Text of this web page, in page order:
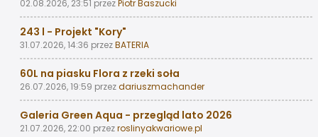
02.08.2026, 23:51 przezPiotr Baszucki
243 l - Projekt "Kory"
31.07.2026, 14:36 przezBATERIA
60L na piasku Flora z rzeki soła
26.07.2026, 19:59 przezdariuszmachander
Galeria Green Aqua - przegląd lato 2026
21.07.2026, 22:00 przezroslinyakwariowe.pl